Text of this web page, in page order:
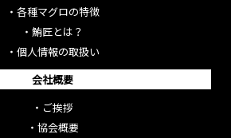
・ 各種マグロの特徴
・ 鮪匠とは？
・ 個人情報の取扱い
会社概要
・ ご挨拶
・ 協会概要